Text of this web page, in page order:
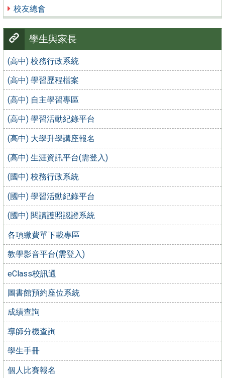
校友總會
學生與家長
(高中) 校務行政系統
(高中) 學習歷程檔案
(高中) 自主學習專區
(高中) 學習活動紀錄平台
(高中) 大學升學講座報名
(高中) 生涯資訊平台(需登入)
(國中) 校務行政系統
(國中) 學習活動紀錄平台
(國中) 閱讀護照認證系統
各項繳費單下載專區
教學影音平台(需登入)
eClass校訊通
圖書館預約座位系統
成績查詢
導師分機查詢
學生手冊
個人比賽報名